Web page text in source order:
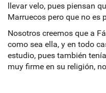
llevar velo, pues piensan
Marruecos pero que no es
Nosotros creemos que a
como sea ella, y en todo
estudio, pues también
muy firme en su religión,